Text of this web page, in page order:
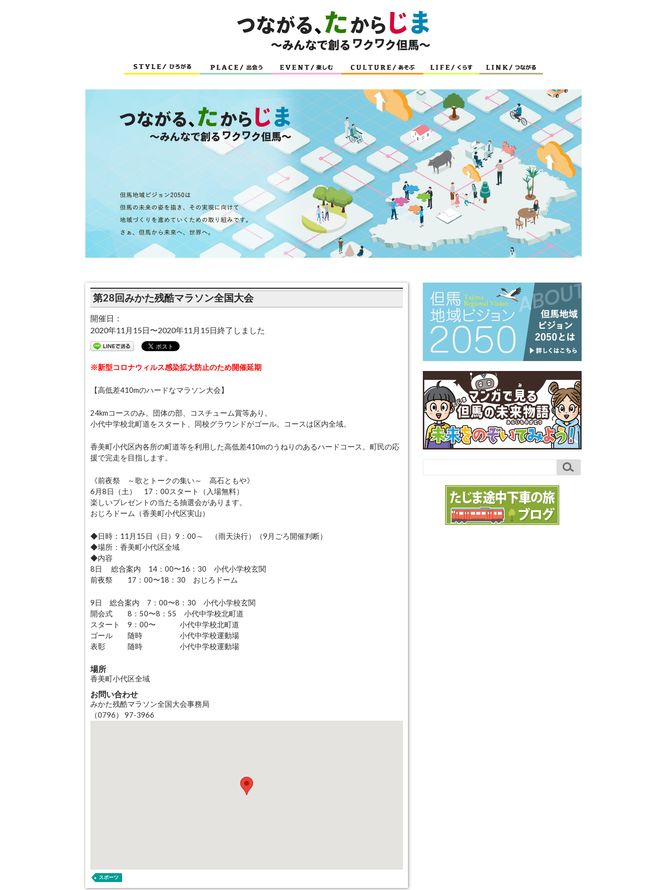
第28回みかた残酷マラソン全国大会
開催日：
2020年11月15日〜2020年11月15日終了しました
※新型コロナウィルス感染拡大防止のため開催延期
【高低差410mのハードなマラソン大会】
24kmコースのみ。団体の部、コスチューム賞等あり。
小代中学校北町道をスタート、同校グラウンドがゴール。コースは区内全域。
香美町小代区内各所の町道等を利用した高低差410mのうねりのあるハードコース。町民の応
援で完走を目指します。
《前夜祭 ～歌とトークの集い～ 高石ともや》
6月8日（土） 17：00スタート（入場無料）
楽しいプレゼントの当たる抽選会があります。
おじろドーム（香美町小代区実山）
◆日時：11月15日（日）9：00～ （雨天決行）（9月ごろ開催判断）
◆場所：香美町小代区全域
◆内容
8日 総合案内 14：00〜16：30 小代小学校玄関
前夜祭 17：00〜18：30 おじろドーム
9日 総合案内 7：00〜8：30 小代小学校玄関
開会式 8：50〜8：55 小代中学校北町道
スタート 9：00〜 小代中学校北町道
ゴール 随時 小代中学校運動場
表彰 随時 小代中学校運動場
場所
香美町小代区全域
お問い合わせ
みかた残酷マラソン全国大会事務局
（0796） 97-3966
スポーツ